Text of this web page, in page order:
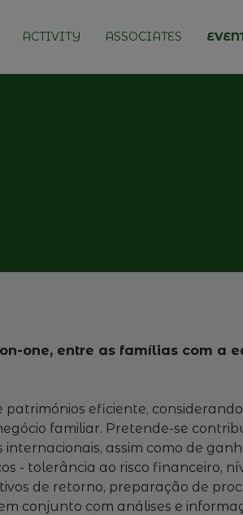
ACTIVITY ASSOCIATES
one, entre as famílias com
eficiente,
familiar. Pretende-se
assim como de
- tolerância ao risco financeiro,
de retorno, preparação de
conjunto com análises e